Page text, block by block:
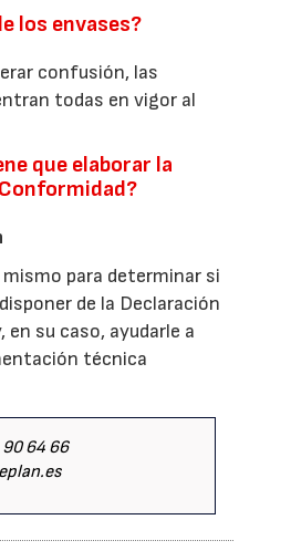
los envases?
confusión, las
todas en vigor al
que elaborar la
para determinar si
de la Declaración
en su caso, ayudarle a
técnica
64 66